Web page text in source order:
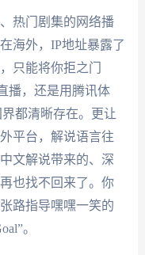
热门剧集的网络播
海外，IP地址暴露了
只能将你拒之门
播，还是用腾讯体
都清晰存在。更让
平台，解说语言往
文解说带来的、深
也找不回来了。你
路指导嘿嘿一笑的
。